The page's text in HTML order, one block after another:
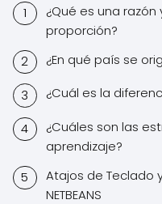
¿Qué es una
proporción?
¿En qué país se
¿Cuál es la
¿Cuáles son las
aprendizaje?
Atajos de Teclado
NETBEANS